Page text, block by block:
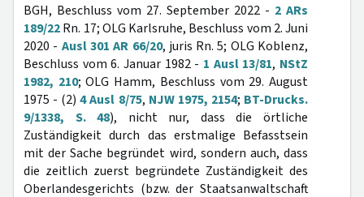
BGH, Beschluss vom 27. September 2022 - 2 ARs
189/22Rn. 17; OLG Karlsruhe, Beschluss vom 2. Juni
2020 - Ausl 301 AR 66/20, juris Rn. 5; OLG Koblenz,
Beschluss vom 6. Januar 1982 - 1 Ausl 13/81, NStZ
1982, 210; OLG Hamm, Beschluss vom 29. August
1975 - (2)4 Ausl 8/75, NJW 1975, 2154; BT-Drucks.
9/1338, S. 48), nicht nur, dass die örtliche
Zuständigkeit durch das erstmalige Befasstsein
mit der Sache begründet wird, sondern auch, dass
die zeitlich zuerst begründete Zuständigkeit des
Oberlandesgerichts (bzw. der Staatsanwaltschaft